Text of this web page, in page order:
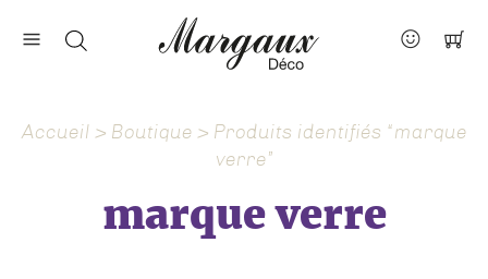
Nos marques
À propos
Accueil > Boutique > Produits identifiés “marque
verre”
marque verre